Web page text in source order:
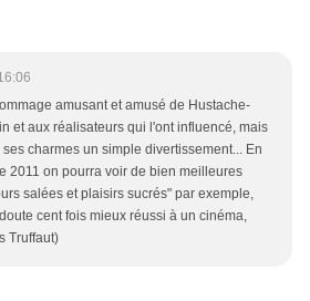
amusant et amusé de Hustache-
et aux réalisateurs qui l'ont influencé, mais
charmes un simple divertissement... En
2011 on pourra voir de bien meilleures
salées et plaisirs sucrés" par exemple,
cent fois mieux réussi à un cinéma,
Truffaut)